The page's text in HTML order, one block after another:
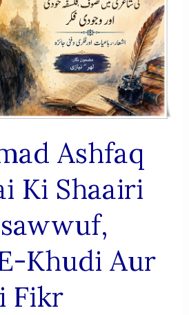
Ashfaq
Ki Shaairi
Khudi Aur
Fikr